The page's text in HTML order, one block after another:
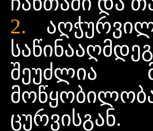
2.
შეუძლია
ცურვისგან.